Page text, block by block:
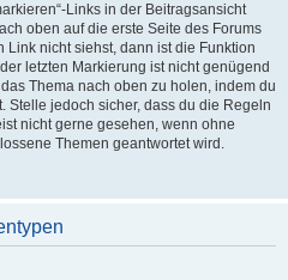
Links in der Beitragsansicht
oben auf die erste Seite des Forums
nicht siehst, dann ist die Funktion
letzten Markierung ist nicht genügend
Thema nach oben zu holen, indem du
Stelle jedoch sicher, dass du die Regeln
nicht gerne gesehen, wenn ohne
Themen geantwortet wird.